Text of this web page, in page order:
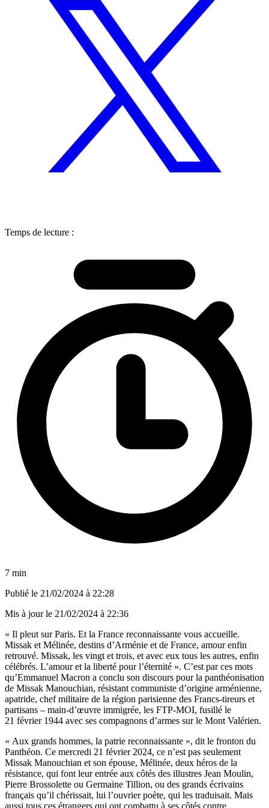
Temps de lecture :
7 min
Publié le 21/02/2024 à 22:28
Mis à jour le 21/02/2024 à 22:36
« Il pleut sur Paris. Et la France reconnaissante vous accueille.
Missak et Mélinée, destins d’Arménie et de France, amour enfin
retrouvé. Missak, les vingt et trois, et avec eux tous les autres, enfin
célébrés. L’amour et la liberté pour l’éternité ». C’est par ces mots
qu’Emmanuel Macron a conclu son discours pour la panthéonisation
de Missak Manouchian, résistant communiste d’origine arménienne,
apatride, chef militaire de la région parisienne des Francs-tireurs et
partisans – main-d’œuvre immigrée, les FTP-MOI, fusillé le
21 février 1944 avec ses compagnons d’armes sur le Mont Valérien.
« Aux grands hommes, la patrie reconnaissante », dit le fronton du
Panthéon. Ce mercredi 21 février 2024, ce n’est pas seulement
Missak Manouchian et son épouse, Mélinée, deux héros de la
résistance, qui font leur entrée aux côtés des illustres Jean Moulin,
Pierre Brossolette ou Germaine Tillion, ou des grands écrivains
français qu’il chérissait, lui l’ouvrier poète, qui les traduisait. Mais
aussi tous ces étrangers qui ont combattu à ses côtés contre